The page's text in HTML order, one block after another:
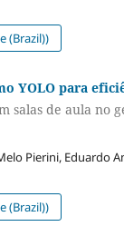
(Brazil))
YOLO para
salas de aula no
Pierini, Eduardo
(Brazil))